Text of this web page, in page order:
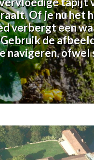
Of je nu het
verbergt een
de
navigeren, ofwel